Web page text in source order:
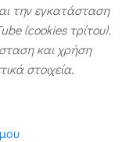
την εγκατάσταση
(cookies τρίτου).
και χρήση
στοιχεία.